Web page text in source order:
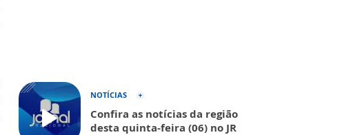
NOTÍCIAS
Confira as notícias da região
desta quinta-feira (06) no JR